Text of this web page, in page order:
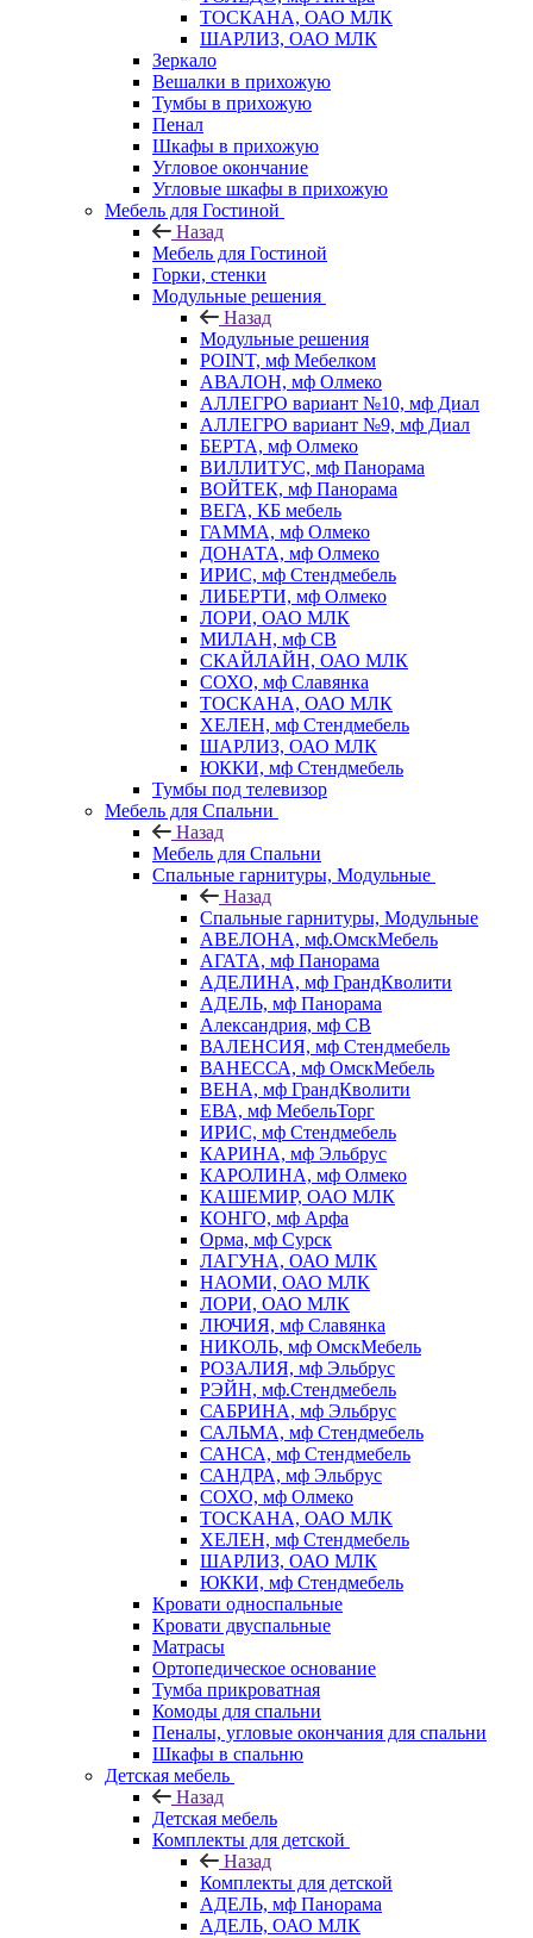
ТОСКАНА, ОАО МЛК
ШАРЛИЗ, ОАО МЛК
Зеркало
Вешалки в прихожую
Тумбы в прихожую
Пенал
Шкафы в прихожую
Угловое окончание
Угловые шкафы в прихожую
Мебель для Гостиной
Назад
Мебель для Гостиной
Горки, стенки
Модульные решения
Назад
Модульные решения
POINT, мф Мебелком
АВАЛОН, мф Олмеко
АЛЛЕГРО вариант №10, мф Диал
АЛЛЕГРО вариант №9, мф Диал
БЕРТА, мф Олмеко
ВИЛЛИТУС, мф Панорама
ВОЙТЕК, мф Панорама
ВЕГА, КБ мебель
ГАММА, мф Олмеко
ДОНАТА, мф Олмеко
ИРИС, мф Стендмебель
ЛИБЕРТИ, мф Олмеко
ЛОРИ, ОАО МЛК
МИЛАН, мф СВ
СКАЙЛАЙН, ОАО МЛК
СОХО, мф Славянка
ТОСКАНА, ОАО МЛК
ХЕЛЕН, мф Стендмебель
ШАРЛИЗ, ОАО МЛК
ЮККИ, мф Стендмебель
Тумбы под телевизор
Мебель для Спальни
Назад
Мебель для Спальни
Спальные гарнитуры, Модульные
Назад
Спальные гарнитуры, Модульные
АВЕЛОНА, мф.ОмскМебель
АГАТА, мф Панорама
АДЕЛИНА, мф ГрандКволити
АДЕЛЬ, мф Панорама
Александрия, мф СВ
ВАЛЕНСИЯ, мф Стендмебель
ВАНЕССА, мф ОмскМебель
ВЕНА, мф ГрандКволити
ЕВА, мф МебельТорг
ИРИС, мф Стендмебель
КАРИНА, мф Эльбрус
КАРОЛИНА, мф Олмеко
КАШЕМИР, ОАО МЛК
КОНГО, мф Арфа
Орма, мф Сурск
ЛАГУНА, ОАО МЛК
НАОМИ, ОАО МЛК
ЛОРИ, ОАО МЛК
ЛЮЧИЯ, мф Славянка
НИКОЛЬ, мф ОмскМебель
РОЗАЛИЯ, мф Эльбрус
РЭЙН, мф.Стендмебель
САБРИНА, мф Эльбрус
САЛЬМА, мф Стендмебель
САНСА, мф Стендмебель
САНДРА, мф Эльбрус
СОХО, мф Олмеко
ТОСКАНА, ОАО МЛК
ХЕЛЕН, мф Стендмебель
ШАРЛИЗ, ОАО МЛК
ЮККИ, мф Стендмебель
Кровати односпальные
Кровати двуспальные
Матрасы
Ортопедическое основание
Тумба прикроватная
Комоды для спальни
Пеналы, угловые окончания для спальни
Шкафы в спальню
Детская мебель
Назад
Детская мебель
Комплекты для детской
Назад
Комплекты для детской
АДЕЛЬ, мф Панорама
АДЕЛЬ, ОАО МЛК